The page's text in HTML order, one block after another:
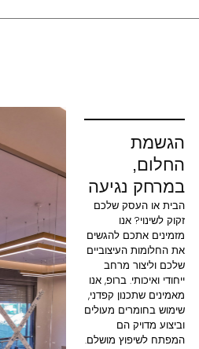
הגשמת
החלום,
במרחק נגיעה
הבית או העסק שלכם
זקוק לשינוי? אנו
מזמינים אתכם להגשים
את החלומות העיצוביים
שלכם וליצור מרחב
ייחודי ואיכותי. ברופ, אנו
מאמינים שתכנון קפדני,
שימוש בחומרים מעולים
וביצוע מדויק הם
המפתח לשיפוץ מושלם.